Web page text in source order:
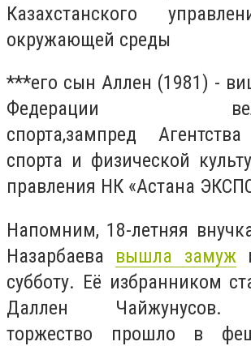
Казахстанского
окружающей среды
***его сын Аллен (1981) -
Федерации
спорта,зампред
спорта и физической
правления НК «Астана
Напомним, 18-летняя
Назарбаева вышла замуж
субботу. Её избранником
Даллен Чайжунусов.
торжество прошло в